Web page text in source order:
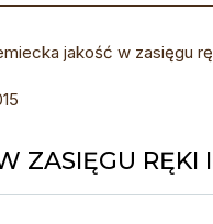
jakość w zasięgu
ZASIĘGU RĘKI